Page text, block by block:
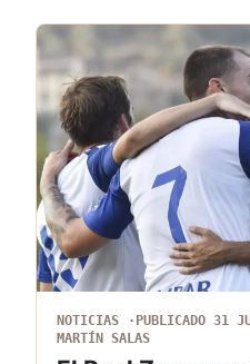
NOTICIAS PUBLICADO 31
MARTÍN SALAS